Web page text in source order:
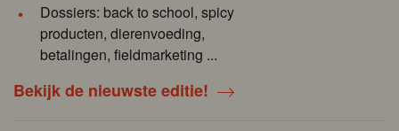
Dossiers: back to school, spicy
producten, dierenvoeding,
betalingen, fieldmarketing ...
Bekijk de nieuwste editie!